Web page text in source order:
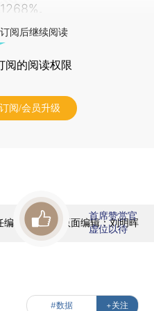
。
阅后继续阅读
阅的阅读权限
订阅/会员升级
编辑：黄晨 | 版面编辑：刘明晖
首席赞赏官
虚位以待
#数据 +关注